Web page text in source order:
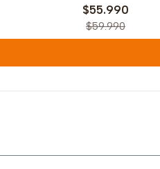
$55.990
$59.990